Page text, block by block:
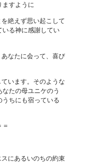
ますように
絶えず思い起こして
いる神に感謝してい
なたに会って、喜び
います。そのような
たの母ユニケのう
ちにも宿っている
にあるいのちの約束